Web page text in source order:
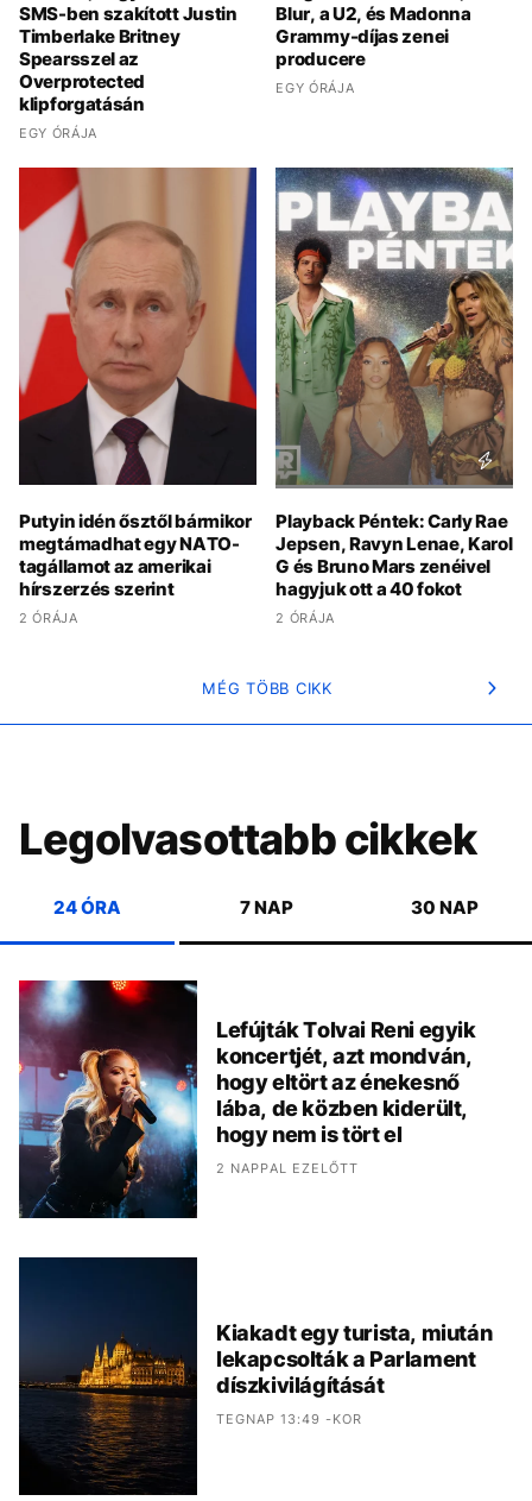
SMS-ben szakított Justin
Timberlake Britney
Spearsszel az
Overprotected
klipforgatásán
EGY ÓRÁJA
Blur, a U2, és Madonna
Grammy-díjas zenei
producere
EGY ÓRÁJA
Putyin idén ősztől bármikor
megtámadhat egy NATO-
tagállamot az amerikai
hírszerzés szerint
2 ÓRÁJA
Playback Péntek: Carly Rae
Jepsen, Ravyn Lenae, Karol
G és Bruno Mars zenéivel
hagyjuk ott a 40 fokot
2 ÓRÁJA
MÉG TÖBB CIKK
Legolvasottabb cikkek
24 ÓRA 7 NAP 30 NAP
Lefújták Tolvai Reni egyik
koncertjét, azt mondván,
hogy eltört az énekesnő
lába, de közben kiderült,
hogy nem is tört el
2 NAPPAL EZELŐTT
Kiakadt egy turista, miután
lekapcsolták a Parlament
díszkivilágítását
TEGNAP 13:49 -KOR